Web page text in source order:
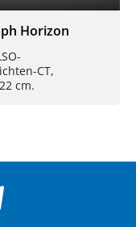
Horizon
CT,
cm.